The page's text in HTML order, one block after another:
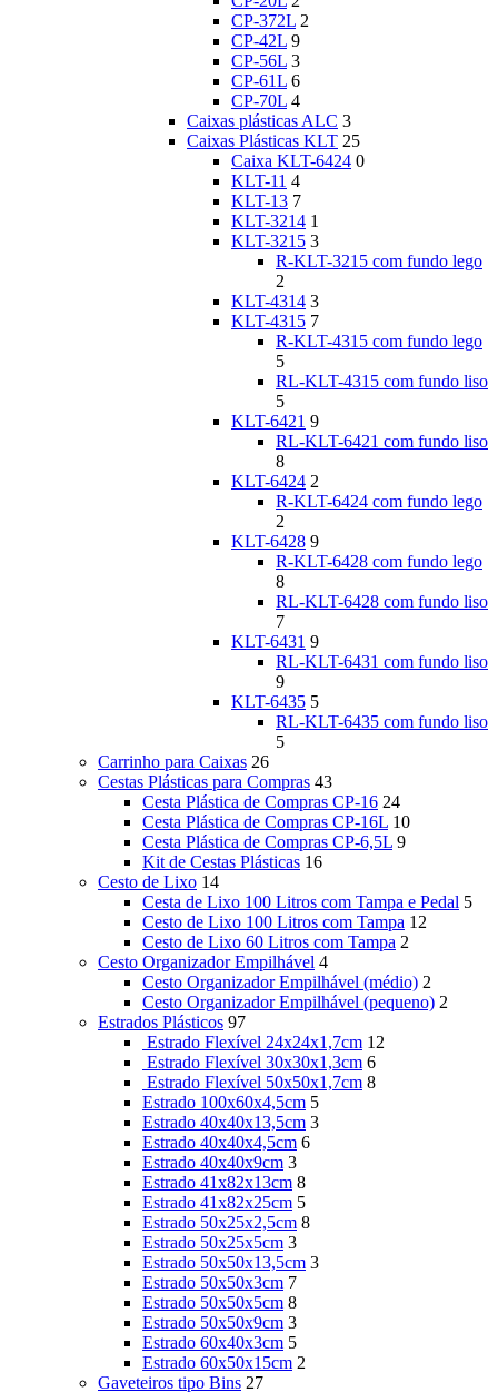
CP-372L 2
CP-42L 9
CP-56L 3
CP-61L 6
CP-70L 4
Caixas plásticas ALC 3
Caixas Plásticas KLT 25
Caixa KLT-6424 0
KLT-11 4
KLT-13 7
KLT-3214 1
KLT-3215 3
R-KLT-3215 com fundo lego
2
KLT-4314 3
KLT-4315 7
R-KLT-4315 com fundo lego
5
RL-KLT-4315 com fundo liso
5
KLT-6421 9
RL-KLT-6421 com fundo liso
8
KLT-6424 2
R-KLT-6424 com fundo lego
2
KLT-6428 9
R-KLT-6428 com fundo lego
8
RL-KLT-6428 com fundo liso
7
KLT-6431 9
RL-KLT-6431 com fundo liso
9
KLT-6435 5
RL-KLT-6435 com fundo liso
5
Carrinho para Caixas 26
Cestas Plásticas para Compras 43
Cesta Plástica de Compras CP-16 24
Cesta Plástica de Compras CP-16L 10
Cesta Plástica de Compras CP-6,5L 9
Kit de Cestas Plásticas 16
Cesto de Lixo 14
Cesta de Lixo 100 Litros com Tampa e Pedal 5
Cesto de Lixo 100 Litros com Tampa 12
Cesto de Lixo 60 Litros com Tampa 2
Cesto Organizador Empilhável 4
Cesto Organizador Empilhável (médio) 2
Cesto Organizador Empilhável (pequeno) 2
Estrados Plásticos 97
Estrado Flexível 24x24x1,7cm 12
Estrado Flexível 30x30x1,3cm 6
Estrado Flexível 50x50x1,7cm 8
Estrado 100x60x4,5cm 5
Estrado 40x40x13,5cm 3
Estrado 40x40x4,5cm 6
Estrado 40x40x9cm 3
Estrado 41x82x13cm 8
Estrado 41x82x25cm 5
Estrado 50x25x2,5cm 8
Estrado 50x25x5cm 3
Estrado 50x50x13,5cm 3
Estrado 50x50x3cm 7
Estrado 50x50x5cm 8
Estrado 50x50x9cm 3
Estrado 60x40x3cm 5
Estrado 60x50x15cm 2
Gaveteiros tipo Bins 27